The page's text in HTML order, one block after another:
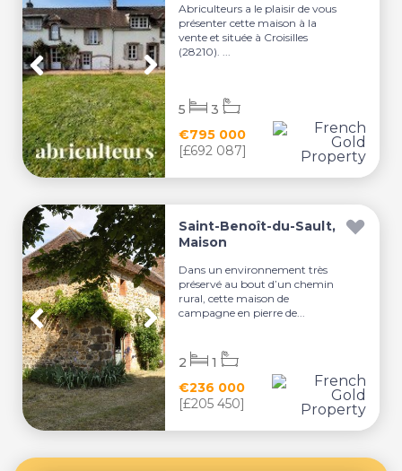
Abriculteurs a le plaisir de vous
présenter cette maison à la
vente et située à Croisilles
(28210). ...
€795 000
[£692 087]
5 3
Saint-Benoît-du-Sault,
Maison
Dans un environnement très
préservé au bout d’un chemin
rural, cette maison de
campagne en pierre de...
€236 000
[£205 450]
2 1